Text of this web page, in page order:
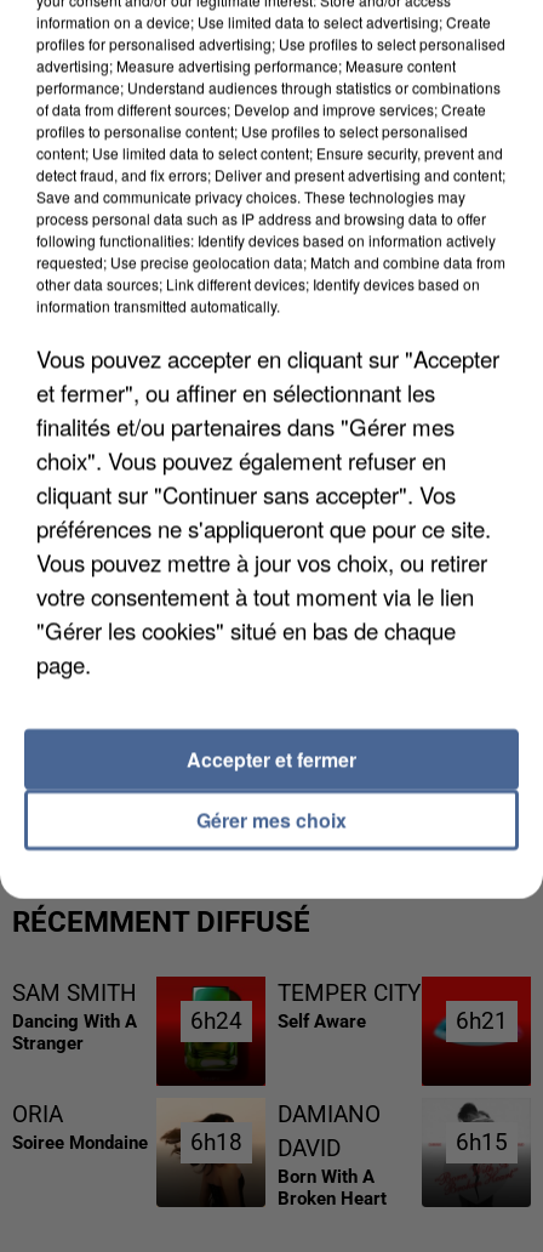
UN SECOND CADRE DE LA DZ MAFIA
INTERPELLÉ EN ALGÉRIE
UNE TOURISTE DE L’OISE EMPORTÉE PAR UNE
COULÉE DE BOUE EN HAUTE-SAVOIE
RÉCEMMENT DIFFUSÉ
SAM SMITH
Dancing With A
Stranger
6h24
6h24
TEMPER CITY
Self Aware 6h21
6h21
ORIA
Soiree Mondaine 6h18
6h18
DAMIANO
DAVID
Born With A
Broken Heart
6h15
6h15
information on a device; Use limited data to select advertising; Create
profiles for personalised advertising; Use profiles to select personalised
advertising; Measure advertising performance; Measure content
performance; Understand audiences through statistics or combinations
of data from different sources; Develop and improve services; Create
profiles to personalise content; Use profiles to select personalised
content; Use limited data to select content; Ensure security, prevent and
detect fraud, and fix errors; Deliver and present advertising and content;
Save and communicate privacy choices. These technologies may
process personal data such as IP address and browsing data to offer
following functionalities: Identify devices based on information actively
requested; Use precise geolocation data; Match and combine data from
other data sources; Link different devices; Identify devices based on
information transmitted automatically.
Vous pouvez accepter en cliquant sur "Accepter
et fermer", ou affiner en sélectionnant les
finalités et/ou partenaires dans "Gérer mes
choix". Vous pouvez également refuser en
cliquant sur "Continuer sans accepter". Vos
préférences ne s'appliqueront que pour ce site.
Vous pouvez mettre à jour vos choix, ou retirer
votre consentement à tout moment via le lien
"Gérer les cookies" situé en bas de chaque
page.
Gérer mes choix
Accepter et fermer